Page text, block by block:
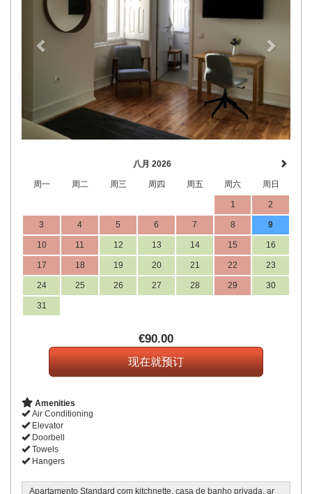
八月 2026
周一 周二 周三 周四 周五 周六 周日
1 2
3 4 5 6 7 8 9
10 11 12 13 14 15 16
17 18 19 20 21 22 23
24 25 26 27 28 29 30
31
€90.00
Amenities
Air Conditioning
Elevator
Doorbell
Towels
Hangers
Apartamento Standard com kitchnette, casa de banho privada, ar